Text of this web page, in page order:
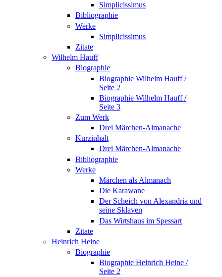
Simplicissimus
Bibliographie
Werke
Simplicissimus
Zitate
Wilhelm Hauff
Biographie
Biographie Wilhelm Hauff /
Seite 2
Biographie Wilhelm Hauff /
Seite 3
Zum Werk
Drei Märchen-Almanache
Kurzinhalt
Drei Märchen-Almanache
Bibliographie
Werke
Märchen als Almanach
Die Karawane
Der Scheich von Alexandria und
seine Sklaven
Das Wirtshaus im Spessart
Zitate
Heinrich Heine
Biographie
Biographie Heinrich Heine /
Seite 2